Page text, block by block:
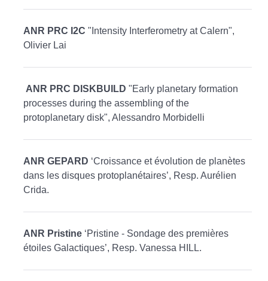
ANR PRC I2C "Intensity Interferometry at Calern",
Olivier Lai
ANR PRC DISKBUILD "Early planetary formation
processes during the assembling of the
protoplanetary disk", Alessandro Morbidelli
ANR GEPARD ‘Croissance et évolution de planètes
dans les disques protoplanétaires’, Resp. Aurélien
Crida.
ANR Pristine ‘Pristine - Sondage des premières
étoiles Galactiques’, Resp. Vanessa HILL.